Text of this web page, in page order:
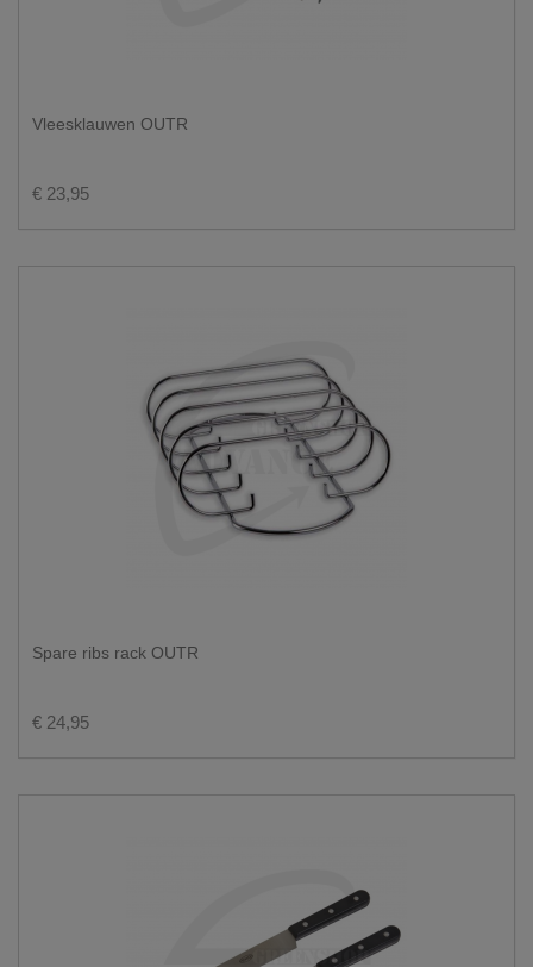
Vleesklauwen OUTR
€ 23,95
Spare ribs rack OUTR
€ 24,95